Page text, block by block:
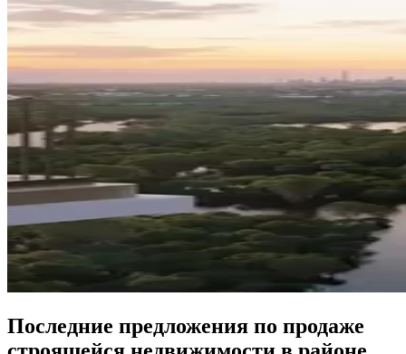
Последние предложения по продаже